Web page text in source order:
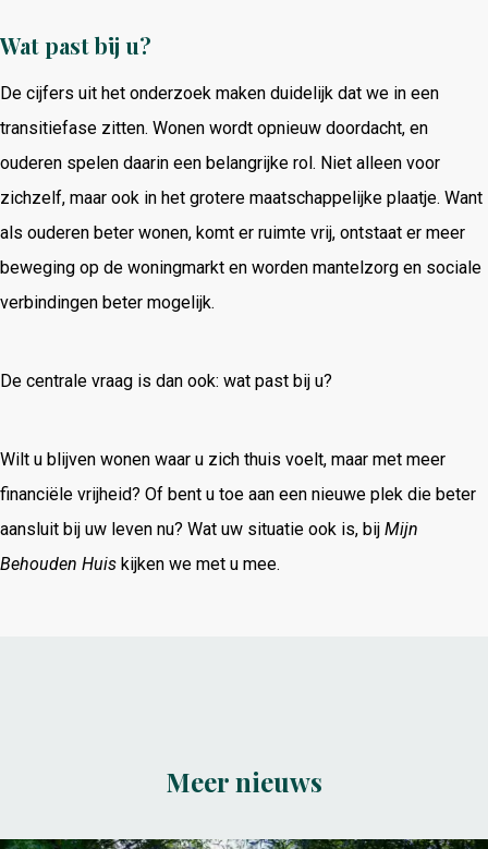
Wat past bij u?
De cijfers uit het onderzoek maken duidelijk dat we in een
transitiefase zitten. Wonen wordt opnieuw doordacht, en
ouderen spelen daarin een belangrijke rol. Niet alleen voor
zichzelf, maar ook in het grotere maatschappelijke plaatje. Want
als ouderen beter wonen, komt er ruimte vrij, ontstaat er meer
beweging op de woningmarkt en worden mantelzorg en sociale
verbindingen beter mogelijk.
De centrale vraag is dan ook: wat past bij u?
Wilt u blijven wonen waar u zich thuis voelt, maar met meer
financiële vrijheid? Of bent u toe aan een nieuwe plek die beter
aansluit bij uw leven nu? Wat uw situatie ook is, bij Mijn
Behouden Huis kijken we met u mee.
Meer nieuws